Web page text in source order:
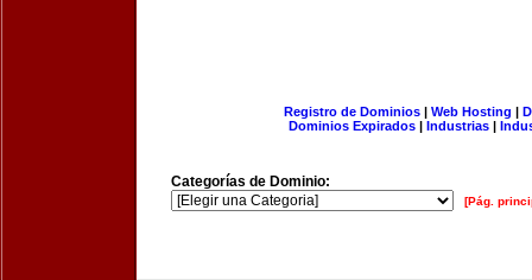
Registro de Dominios| Web Hosting |
Dominios Expirados | Industrias |
Categorías de Dominio:
[Pág.